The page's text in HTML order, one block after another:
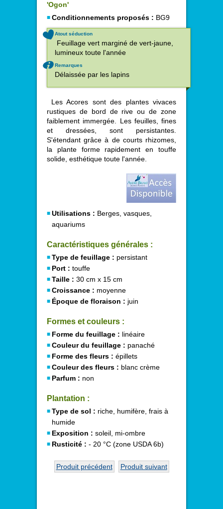
'Ogon'
Conditionnements proposés : BG9
Atout séduction
Feuillage vert marginé de vert-jaune,
lumineux toute l'année
Remarques
Délaissée par les lapins
Les Acores sont des plantes vivaces
rustiques de bord de rive ou de zone
faiblement immergée. Les feuilles, fines
et dressées, sont persistantes.
S'étendant grâce à de courts rhizomes,
la plante forme rapidement en touffe
solide, esthétique toute l'année.
Utilisations : Berges, vasques,
aquariums
Caractéristiques générales :
Type de feuillage : persistant
Port : touffe
Taille : 30 cm x 15 cm
Croissance : moyenne
Époque de floraison : juin
Formes et couleurs :
Forme du feuillage : linéaire
Couleur du feuillage : panaché
Forme des fleurs : épillets
Couleur des fleurs : blanc crème
Parfum : non
Plantation :
Type de sol : riche, humifère, frais à
humide
Exposition : soleil, mi-ombre
Rusticité : - 20 °C (zone USDA 6b)
Produit précédent Produit suivant